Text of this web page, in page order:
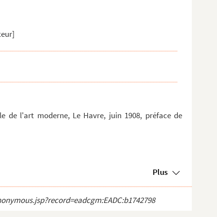
de l'art moderne, Le Havre, juin 1908, préface de
Plus